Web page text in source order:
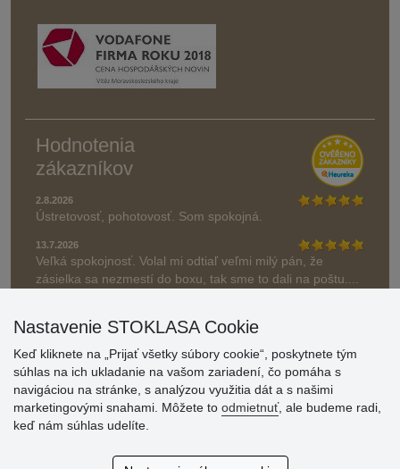
Hodnotenia
zákazníkov
2.8.2026
Ústretovosť, pohotovosť. Som spokojná.
13.7.2026
Veľká spokojnosť. Volal mi odtiaľ veľmi milý pán, že
zásielka sa nezmestí do boxu, tak sme to dali na poštu....
» Aktuálne 6948 recenzií
Nastavenie STOKLASA Cookie
Keď kliknete na „Prijať všetky súbory cookie“, poskytnete tým
súhlas na ich ukladanie na vašom zariadení, čo pomáha s
navigáciou na stránke, s analýzou využitia dát a s našimi
marketingovými snahami. Môžete to odmietnuť, ale budeme radi,
keď nám súhlas udelíte.